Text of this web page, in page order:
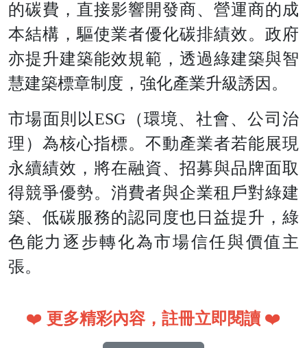
的碳費，直接影響開發商、營運商的成
本結構，驅使業者優化碳排績效。政府
亦提升建築能效規範，透過綠建築與智
慧建築標章制度，強化產業升級誘因。
市場面則以ESG（環境、社會、公司治
理）為核心指標。不動產業者若能展現
永續績效，將在融資、招募與品牌面取
得競爭優勢。消費者與企業租戶對綠建
築、低碳服務的認同度也日益提升，綠
色能力逐步轉化為市場信任與價值主
張。
❤️ 更多精彩內容，註冊立即閱讀❤️